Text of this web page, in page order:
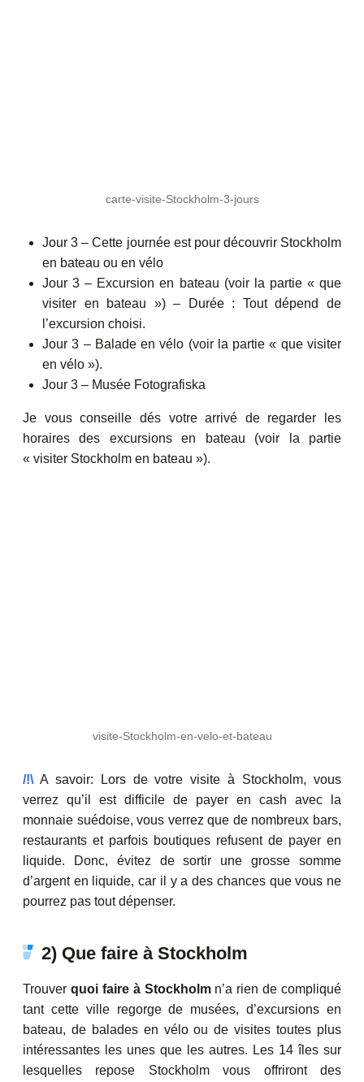
carte-visite-Stockholm-3-jours
Jour 3 – Cette journée est pour découvrir Stockholm
en bateau ou en vélo
Jour 3 – Excursion en bateau (voir la partie « que
visiter en bateau ») – Durée : Tout dépend de
l’excursion choisi.
Jour 3 – Balade en vélo (voir la partie « que visiter
en vélo »).
Jour 3 – Musée Fotografiska
Je vous conseille dés votre arrivé de regarder les
horaires des excursions en bateau (voir la partie
« visiter Stockholm en bateau »).
visite-Stockholm-en-velo-et-bateau
/!\ A savoir: Lors de votre visite à Stockholm, vous
verrez qu’il est difficile de payer en cash avec la
monnaie suédoise, vous verrez que de nombreux bars,
restaurants et parfois boutiques refusent de payer en
liquide. Donc, évitez de sortir une grosse somme
d’argent en liquide, car il y a des chances que vous ne
pourrez pas tout dépenser.
2) Que faire à Stockholm
Trouver quoi faire à Stockholmn’a rien de compliqué
tant cette ville regorge de musées, d’excursions en
bateau, de balades en vélo ou de visites toutes plus
intéressantes les unes que les autres. Les 14 îles sur
lesquelles repose Stockholm vous offriront des